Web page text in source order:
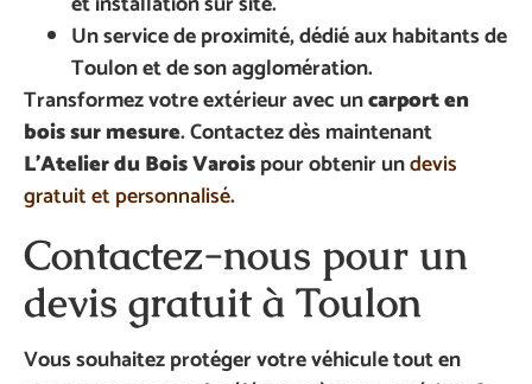
Un service de proximité, dédié aux habitants de
Toulon et de son agglomération.
Transformez votre extérieur avec uncarport en
bois sur mesure. Contactez dès maintenant
L’Atelier du Bois Varoispour obtenir undevis
gratuit et personnalisé.
Contactez-nous pour un
devis gratuit à Toulon
Vous souhaitez protéger votre véhicule tout en